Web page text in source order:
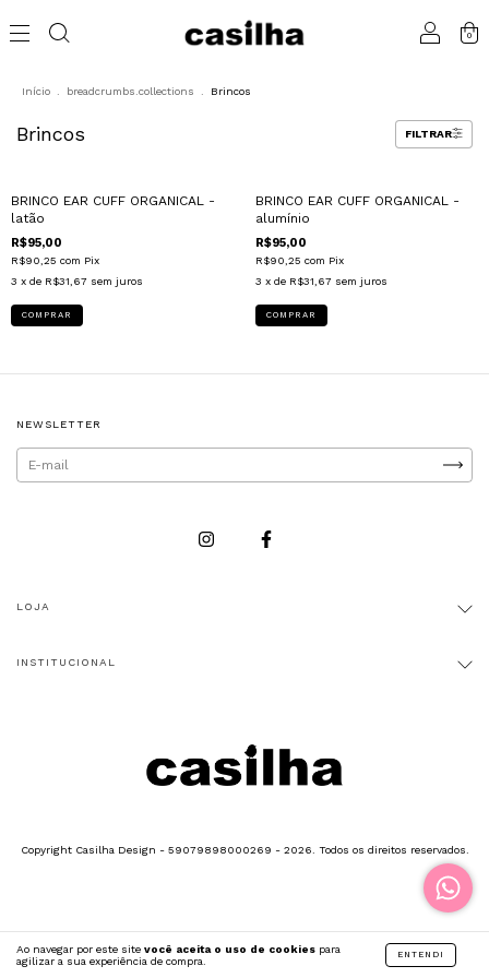
0
Ao navegar por este site você aceita o uso de cookies para
agilizar a sua experiência de compra.
ENTENDI
Início breadcrumbs.collections Brincos
Brincos FILTRAR
BRINCO EAR CUFF ORGANICAL -
latão
R$95,00
R$90,25 com Pix
3 x de R$31,67 sem juros
BRINCO EAR CUFF ORGANICAL -
alumínio
R$95,00
R$90,25 com Pix
3 x de R$31,67 sem juros
NEWSLETTER
LOJA
INSTITUCIONAL
Copyright Casilha Design - 59079898000269 - 2026. Todos os direitos reservados.